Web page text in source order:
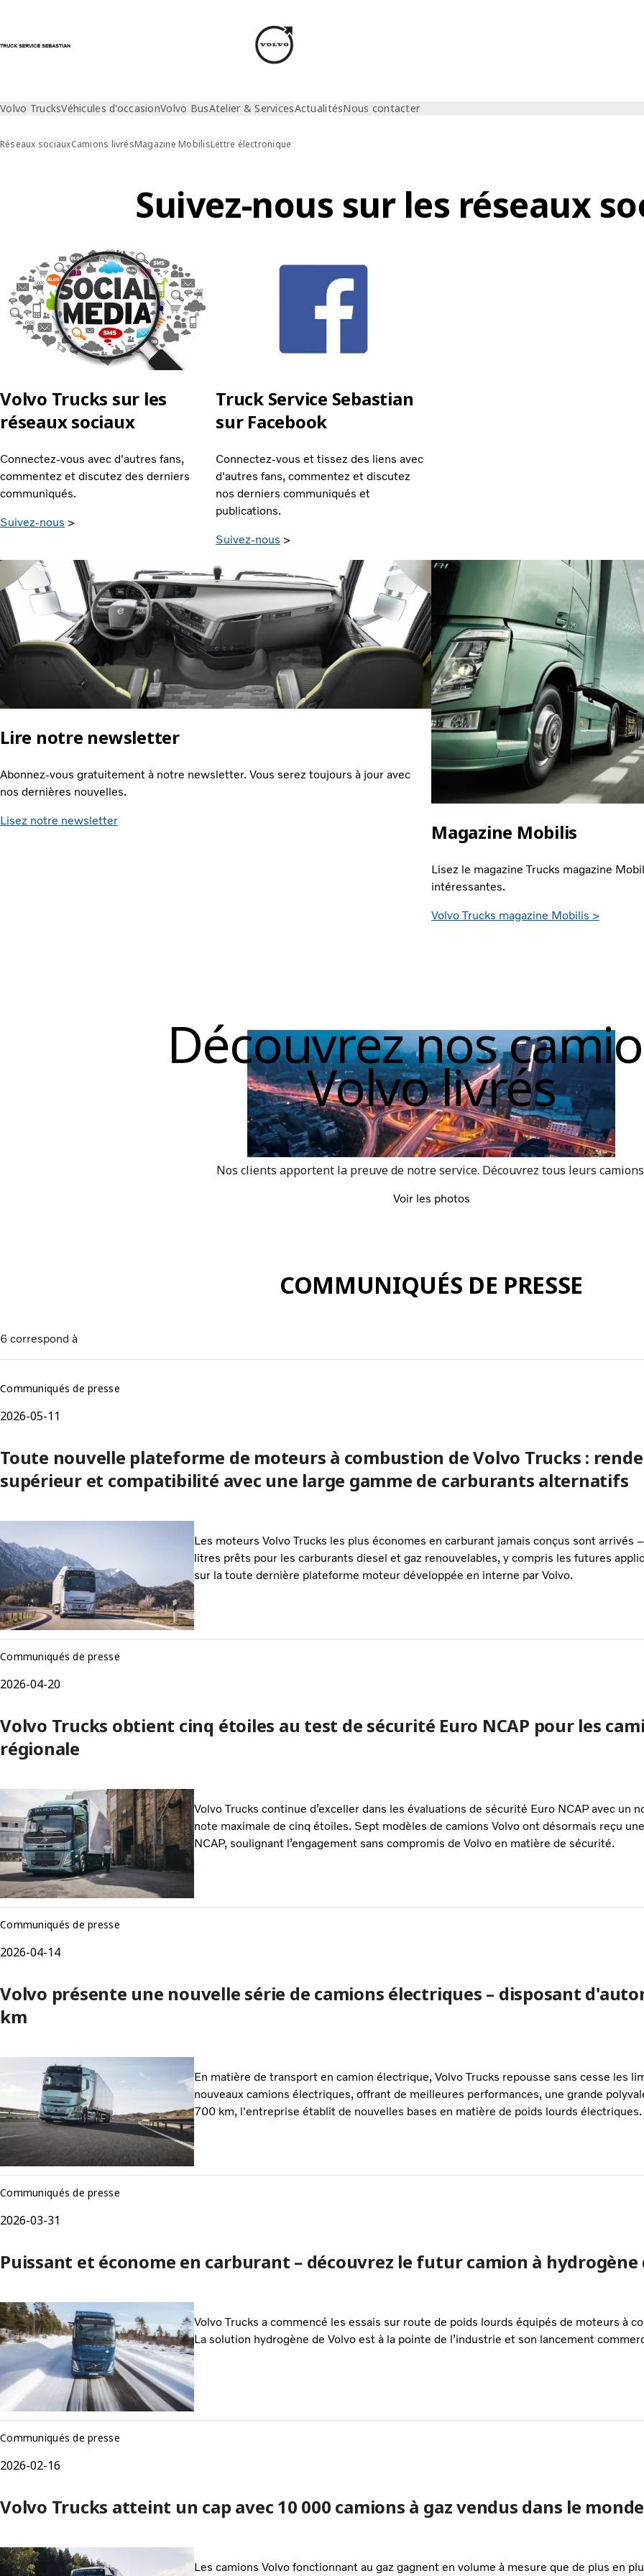
Volvo TrucksVéhicules d'occasionVolvo BusAtelier & ServicesActualitésNous contacter
Réseaux sociauxCamions livrésMagazine MobilisLettre électronique
Suivez-nous sur les réseaux
Volvo Trucks sur les
réseaux sociaux
Connectez-vous avec d'autres fans,
commentez et discutez des derniers
communiqués.
Suivez-nous >
Truck Service Sebastian
sur Facebook
Connectez-vous et tissez des liens avec
d'autres fans, commentez et discutez
nos derniers communiqués et
publications.
Suivez-nous >
Lire notre newsletter
Abonnez-vous gratuitement à notre newsletter. Vous serez toujours à jour avec
nos dernières nouvelles.
Lisez notre newsletter Magazine Mobilis
Lisez le magazine Trucks magazine
intéressantes.
Volvo Trucks magazine Mobilis >
Découvrez nos
Volvo livrés
Nos clients apportent la preuve de notre service. Découvrez tous leurs
Voir les photos
COMMUNIQUÉS DE PRESSE
6 correspond à
Communiqués de presse
2026-05-11
Toute nouvelle plateforme de moteurs à combustion de Volvo Trucks :
supérieur et compatibilité avec une large gamme de carburants alternatifs
Les moteurs Volvo Trucks les plus économes en carburant jamais conçus sont arrivés
litres prêts pour les carburants diesel et gaz renouvelables, y compris les futures
sur la toute dernière plateforme moteur développée en interne par Volvo.
Communiqués de presse
2026-04-20
Volvo Trucks obtient cinq étoiles au test de sécurité Euro NCAP pour les
régionale
Volvo Trucks continue d’exceller dans les évaluations de sécurité Euro NCAP avec un
note maximale de cinq étoiles. Sept modèles de camions Volvo ont désormais reçu
NCAP, soulignant l’engagement sans compromis de Volvo en matière de sécurité.
Communiqués de presse
2026-04-14
Volvo présente une nouvelle série de camions électriques – disposant
km
En matière de transport en camion électrique, Volvo Trucks repousse sans cesse les
nouveaux camions électriques, offrant de meilleures performances, une grande
700 km, l'entreprise établit de nouvelles bases en matière de poids lourds électriques.
Communiqués de presse
2026-03-31
Puissant et économe en carburant – découvrez le futur camion à hydrogène
Volvo Trucks a commencé les essais sur route de poids lourds équipés de moteurs à
La solution hydrogène de Volvo est à la pointe de l’industrie et son lancement
Communiqués de presse
2026-02-16
Volvo Trucks atteint un cap avec 10 000 camions à gaz vendus dans le monde
Les camions Volvo fonctionnant au gaz gagnent en volume à mesure que de plus en